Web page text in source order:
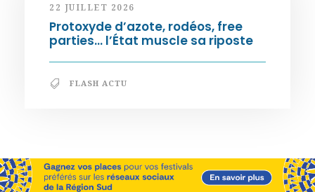
22 JUILLET 2026
Protoxyde d’azote, rodéos, free
parties… l’État muscle sa riposte
FLASH ACTU